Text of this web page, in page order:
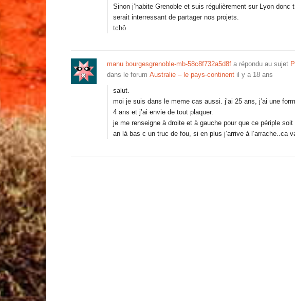
Sinon j’habite Grenoble et suis régulièrement sur Lyon
serait interressant de partager nos projets.
tchô
manu bourgesgrenoble-mb-58c8f732a5d8f a répondu au sujet
dans le forum Australie – le pays-continent il y a 18 ans
salut.
moi je suis dans le meme cas aussi. j’ai 25 ans, j’ai une
4 ans et j’ai envie de tout plaquer.
je me renseigne à droite et à gauche pour que ce périple
an là bas c un truc de fou, si en plus j’arrive à l’arrache..ca